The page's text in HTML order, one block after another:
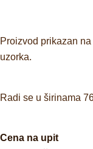
Proizvod prikazan
uzorka.
Radi se u širinama
Cena na upit